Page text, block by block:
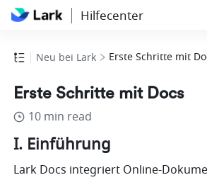
Hilfecenter
Neu bei Lark Erste Schritte mit
Erste Schritte mit Docs
10 min read
I. Einführung
Lark Docs integriert Online-